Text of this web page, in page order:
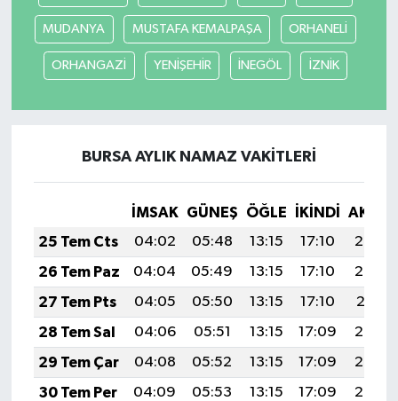
MUDANYA MUSTAFA KEMALPAŞA ORHANELİ
ORHANGAZİ YENİŞEHİR İNEGÖL İZNİK
BURSA AYLIK NAMAZ VAKITLERI
İMSAK GÜNEŞ ÖĞLE İKINDI
25 Tem Cts
04:02 05:48 13:15 17:10
20:33
26 Tem Paz
04:04 05:49 13:15 17:10
20:32
27 Tem Pts
04:05 05:50 13:15 17:10
20:31
28 Tem Sal
04:06 05:51 13:15 17:09
20:30
29 Tem Çar
04:08 05:52 13:15 17:09
20:29
30 Tem Per
04:09 05:53 13:15 17:09
20:28